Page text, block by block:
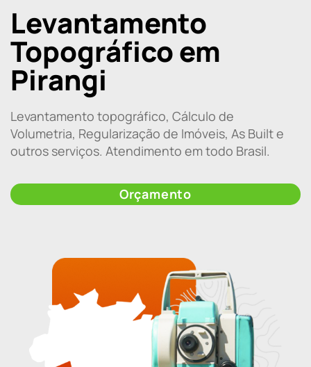
Levantamento
Topográfico em
Pirangi
Levantamento topográfico, Cálculo de
Volumetria, Regularização de Imóveis, As Built e
outros serviços. Atendimento em todo Brasil.
Orçamento